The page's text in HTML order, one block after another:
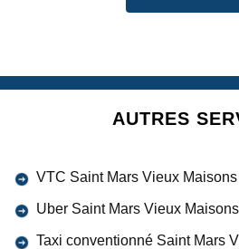
AUTRES
VTC Saint Mars Vieux
Uber Saint Mars Vieux
Taxi conventionné Saint Mars